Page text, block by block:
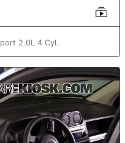
2.0L 4 Cyl.